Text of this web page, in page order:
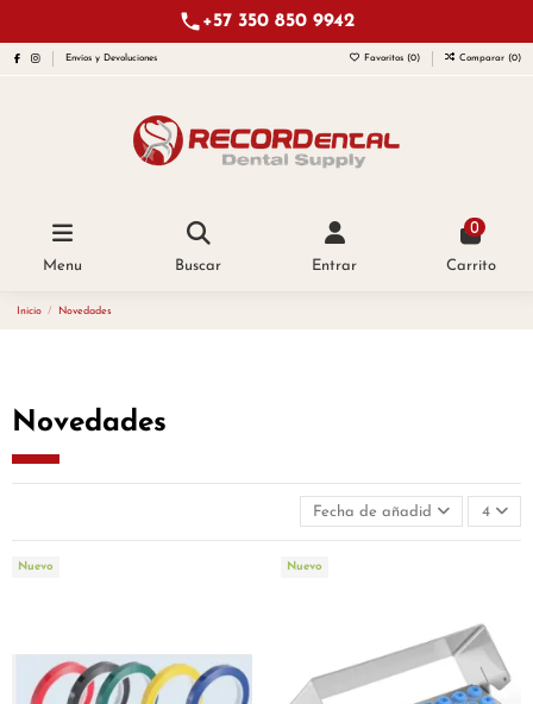
+57 350 850 9942
Envíos y Devoluciones Favoritos (0) Comparar (0)
Menu Buscar Entrar
0
Carrito
Inicio Novedades
Novedades
Fecha de añadido, más4
Nuevo Nuevo